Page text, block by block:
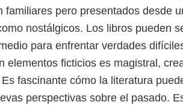
pero presentados desde
nostálgicos. Los libros pueden
para enfrentar verdades
elementos ficticios es magistral,
fascinante cómo la literatura
perspectivas sobre el pasado.